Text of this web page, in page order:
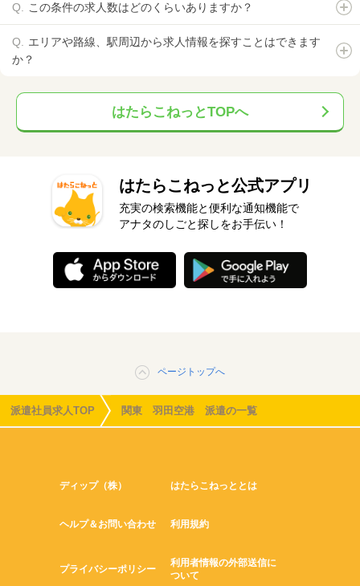
この条件の求人数はどのくらいありますか？
エリアや路線、駅周辺から求人情報を探すことはできます
か？
はたらこねっとTOPへ
はたらこねっと公式アプリ
充実の検索機能と便利な通知機能で
アナタのしごと探しをお手伝い！
ページトップへ
派遣社員求人TOP 関東 羽田空港 派遣の一覧
ディップ（株） はたらこねっととは
ヘルプ＆お問い合わせ 利用規約
プライバシーポリシー
利用者情報の外部送信に
ついて